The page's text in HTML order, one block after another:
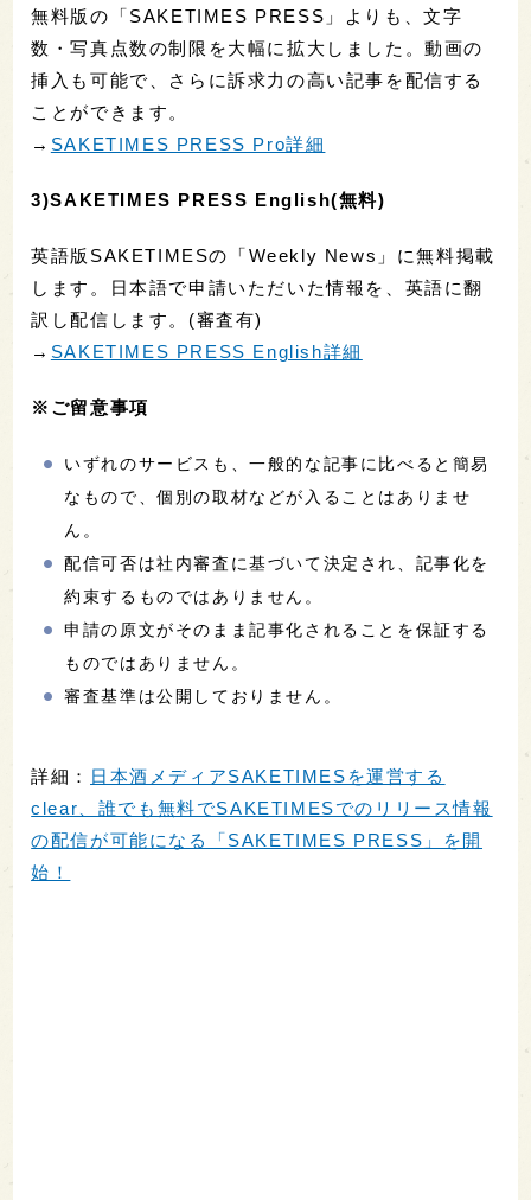
無料版の「SAKETIMES PRESS」よりも、文字
数・写真点数の制限を大幅に拡大しました。動画の
挿入も可能で、さらに訴求力の高い記事を配信する
ことができます。
→ SAKETIMES PRESS Pro詳細
3)SAKETIMES PRESS English(無料)
英語版SAKETIMESの「Weekly News」に無料掲載
します。日本語で申請いただいた情報を、英語に翻
訳し配信します。(審査有)
→ SAKETIMES PRESS English詳細
※ご留意事項
いずれのサービスも、一般的な記事に比べると簡易
なもので、個別の取材などが入ることはありませ
ん。
配信可否は社内審査に基づいて決定され、記事化を
約束するものではありません。
申請の原文がそのまま記事化されることを保証する
ものではありません。
審査基準は公開しておりません。
詳細： 日本酒メディアSAKETIMESを運営する
clear、誰でも無料でSAKETIMESでのリリース情報
の配信が可能になる「SAKETIMES PRESS」を開
始！